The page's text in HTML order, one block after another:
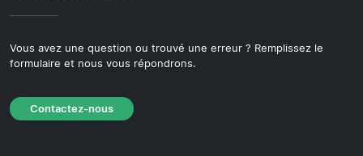
Vous avez une question ou trouvé une erreur ? Remplissez le
formulaire et nous vous répondrons.
Contactez-nous